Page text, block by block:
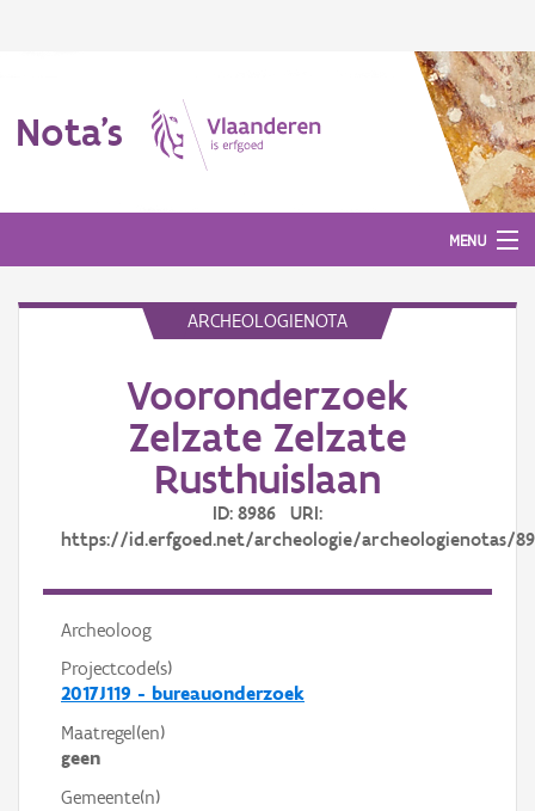
Nota's
MENU
ARCHEOLOGIENOTA
Vooronderzoek
Zelzate Zelzate
Rusthuislaan
ID: 8986 URI:
https://id.erfgoed.net/archeologie/archeologienotas/
Archeoloog
Projectcode(s)
2017J119 - bureauonderzoek
Maatregel(en)
geen
Gemeente(n)